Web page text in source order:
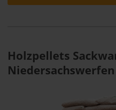
Holzpellets
Niedersachswerfen